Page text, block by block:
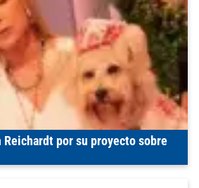
Reichardt por su proyecto sobre